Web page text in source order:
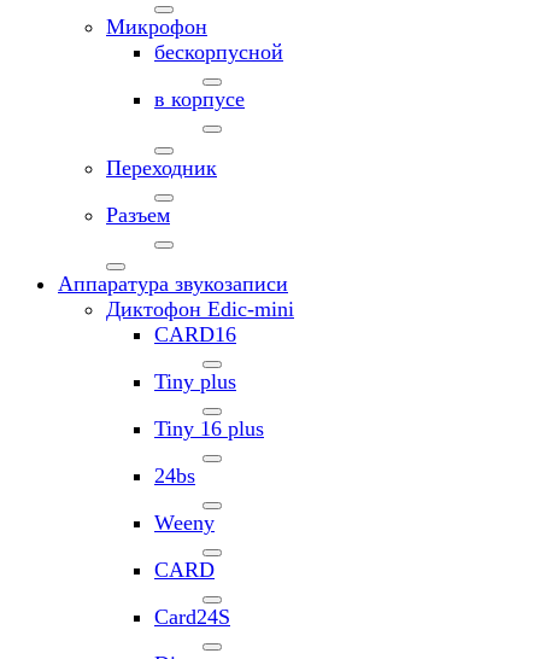
Микрофон
бескорпусной
в корпусе
Переходник
Разъем
Аппаратура звукозаписи
Диктофон Edic-mini
CARD16
Tiny plus
Tiny 16 plus
24bs
Weeny
CARD
Card24S